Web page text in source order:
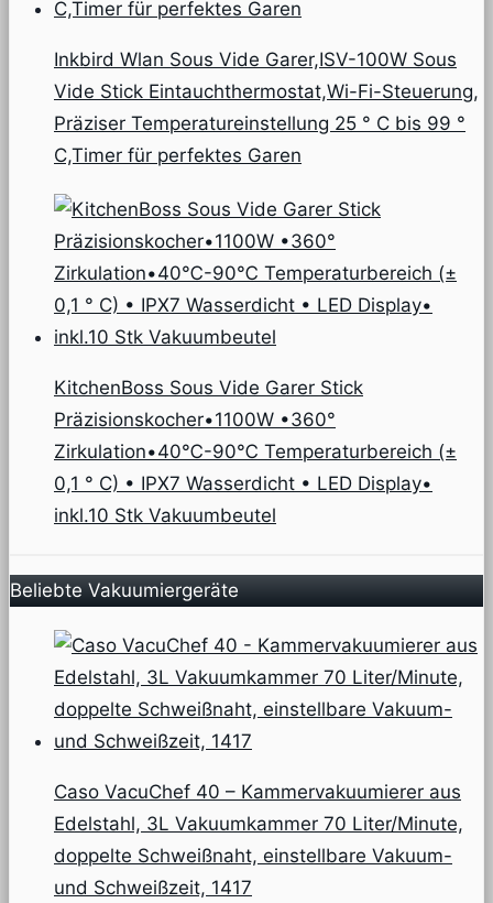
Inkbird Wlan Sous Vide Garer,ISV-100W Sous
Vide Stick Eintauchthermostat,Wi-Fi-Steuerung,
Präziser Temperatureinstellung 25 ° C bis 99 °
C,Timer für perfektes Garen
KitchenBoss Sous Vide Garer Stick
Präzisionskocher•1100W •360°
Zirkulation•40℃-90℃ Temperaturbereich (±
0,1 ° C) • IPX7 Wasserdicht • LED Display•
inkl.10 Stk Vakuumbeutel
Beliebte Vakuumiergeräte
Caso VacuChef 40 – Kammervakuumierer aus
Edelstahl, 3L Vakuumkammer 70 Liter/Minute,
doppelte Schweißnaht, einstellbare Vakuum-
und Schweißzeit, 1417